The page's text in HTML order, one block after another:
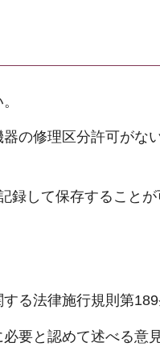
の修理区分許可がな
して保存することが
る法律施行規則第189
要と認めて述べる意